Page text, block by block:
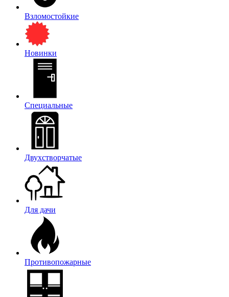
Взломостойкие
Новинки
Специальные
Двухстворчатые
Для дачи
Противопожарные